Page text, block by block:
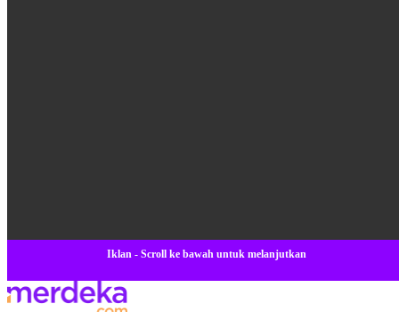
Iklan - Scroll ke bawah untuk melanjutkan